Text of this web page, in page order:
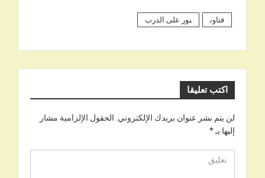
فتاوى نور على الدرب
اكتب تعليقا
لن يتم نشر عنوان بريدك الإلكتروني. الحقول الإلزامية مشار
إليها بـ*